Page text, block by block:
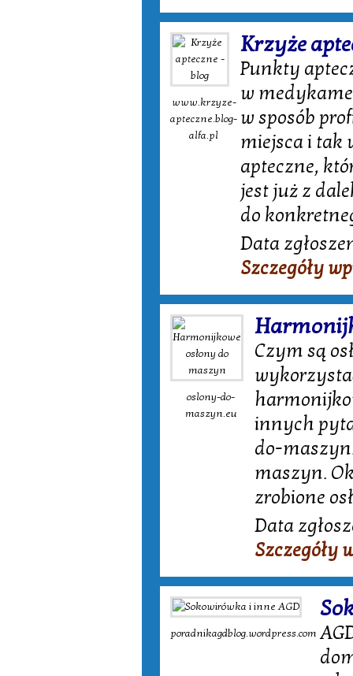
www.krzyze-
apteczne.blog-
alfa.pl
Krzyże
Punkty
w
w sposób
miejsca i tak
apteczne,
jest już z
do
Data
Szczegóły
oslony-do-
maszyn.eu
Czym są
innych
do-
maszyn.
zrobione
Data
Szczegóły
poradnikagdblog.wordpress.com